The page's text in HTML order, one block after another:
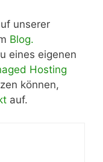
unserer
Blog.
eines eigenen
Hosting
können,
auf.